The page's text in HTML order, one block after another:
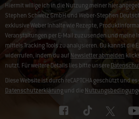
Hiermit willige ich in die Nutzung meiner hier
Stephen Schweiz GmbH und Weber-Stephen
exklusive Weber Inhalte wie Rezepte,
Veranstaltungen per E-Mail zuzusenden und meine
mittels Tracking Tools zu analysieren. Du kannst die
widerrufen, indem du aufNewsletter abmelden
nutzt. Für weitere Details lies bitte unsere
Diese Website ist durch reCAPTCHA geschützt und
Datenschutzerklärungund die